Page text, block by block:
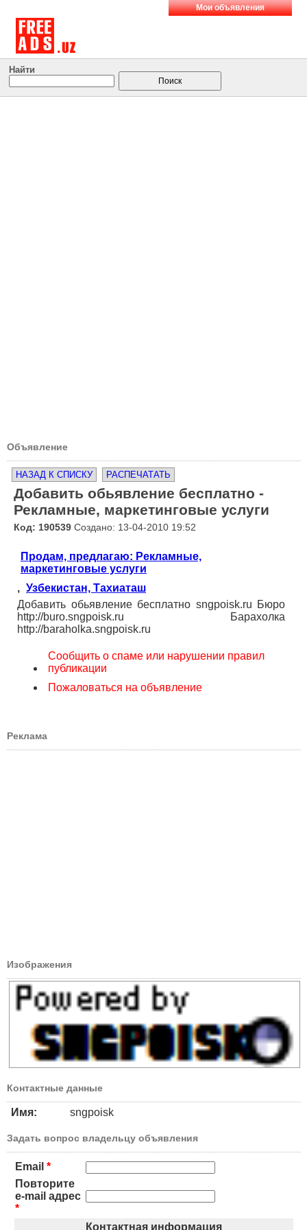
Мои объявления
Найти
Объявление
НАЗАД К СПИСКУ РАСПЕЧАТАТЬ
Добавить обьявление бесплатно -
Рекламные, маркетинговые услуги
Код: 190539 Создано: 13-04-2010 19:52
Продам, предлагаю: Рекламные,
маркетинговые услуги
, Узбекистан, Тахиаташ
Добавить обьявление бесплатно sngpoisk.ru Бюро
http://buro.sngpoisk.ru Барахолка
http://baraholka.sngpoisk.ru
Сообщить о спаме или нарушении правил
публикации
Пожаловаться на объявление
Реклама
Изображения
Контактные данные
Имя: sngpoisk
Задать вопрос владельцу объявления
Email *
Повторите
e-mail адрес
*
Контактная информация